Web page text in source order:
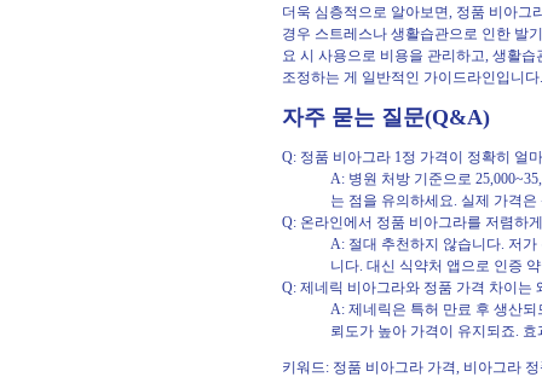
더욱 심층적으로 알아보면, 정품 비아그
경우 스트레스나 생활습관으로 인한 발
요 시 사용으로 비용을 관리하고, 생활
조정하는 게 일반적인 가이드라인입니
자주 묻는 질문(Q&A)
Q: 정품 비아그라 1정 가격이 정확히 얼
A: 병원 처방 기준으로
는 점을 유의하세요. 실제 가격
Q: 온라인에서 정품 비아그라를 저렴하
A: 절대 추천하지 않습니다. 저
니다. 대신 식약처 앱으로 인증
Q: 제네릭 비아그라와 정품 가격 차이는
A: 제네릭은 특허 만료 후 생산
뢰도가 높아 가격이 유지되죠.
키워드: 정품 비아그라 가격, 비아그라